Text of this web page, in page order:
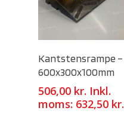
Kantstensrampe –
600x300x100mm
506,00 kr. Inkl.
moms: 632,50 kr.